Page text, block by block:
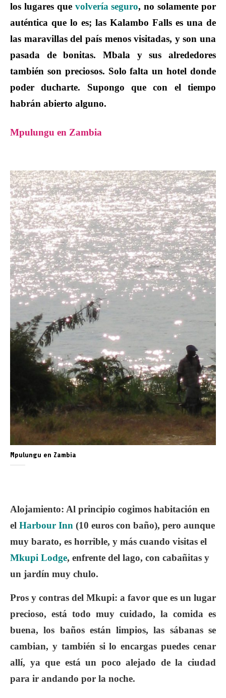
los lugares que volvería seguro, no solamente por
auténtica que lo es; las Kalambo Falls es una de
las maravillas del país menos visitadas, y son una
pasada de bonitas. Mbala y sus alrededores
también son preciosos. Solo falta un hotel donde
poder ducharte. Supongo que con el tiempo
habrán abierto alguno.
Mpulungu en Zambia
Mpulungu en Zambia
Alojamiento: Al principio cogimos habitación en
el Harbour Inn (10 euros con baño), pero aunque
muy barato, es horrible, y más cuando visitas el
Mkupi Lodge, enfrente del lago, con cabañitas y
un jardín muy chulo.
Pros y contras del Mkupi: a favor que es un lugar
precioso, está todo muy cuidado, la comida es
buena, los baños están limpios, las sábanas se
cambian, y también si lo encargas puedes cenar
allí, ya que está un poco alejado de la ciudad
para ir andando por la noche.